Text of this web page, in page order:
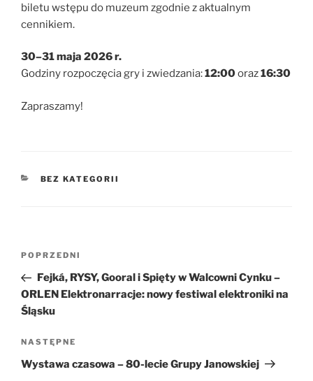
biletu wstępu do muzeum zgodnie z aktualnym
cennikiem.
30–31 maja 2026 r.
Godziny rozpoczęcia gry i zwiedzania:12:00oraz16:30
Zapraszamy!
KATEGORIE
BEZ KATEGORII
Nawigacja
Poprzedni
wpis
POPRZEDNI
Fejká, RYSY, Gooral i Spięty w Walcowni Cynku –
ORLEN Elektronarracje: nowy festiwal elektroniki na
Śląsku
Następny
wpis
NASTĘPNE
Wystawa czasowa – 80-lecie Grupy Janowskiej